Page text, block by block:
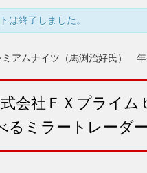
は終了しました。
ミアムナイツ（馬渕治好氏）
会社ＦＸプライ
るミラートレーダ